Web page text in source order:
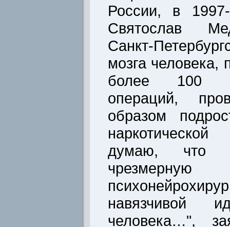
России, в
Святослав
Санкт-
мозга человека,
более 100
операций,
образом
думаю, что
чрезмерную
навязчивой
человека…",